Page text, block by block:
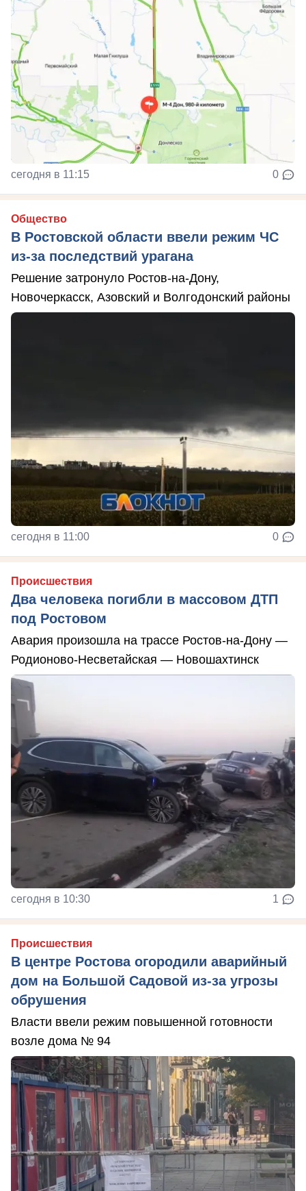
сегодня в 11:15 0
Общество
В Ростовской области ввели режим ЧС
из-за последствий урагана
Решение затронуло Ростов-на-Дону,
Новочеркасск, Азовский и Волгодонский районы
сегодня в 11:00 0
Происшествия
Два человека погибли в массовом ДТП
под Ростовом
Авария произошла на трассе Ростов-на-Дону —
Родионово-Несветайская — Новошахтинск
сегодня в 10:30 1
Происшествия
В центре Ростова огородили аварийный
дом на Большой Садовой из-за угрозы
обрушения
Власти ввели режим повышенной готовности
возле дома № 94